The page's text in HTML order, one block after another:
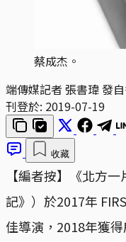
蔡成杰。
端傳媒記者 張書瑋 發
刊登於: 2019-07-19
收藏
【編者按】《北方
記》）於2017年
佳導演，2018年獲